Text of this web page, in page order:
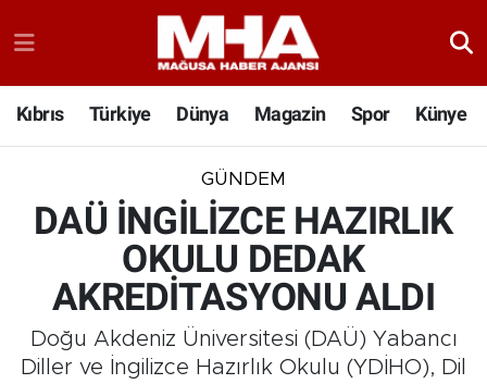
Kıbrıs Türkiye Dünya Magazin Spor Künye
GÜNDEM
DAÜ İNGİLİZCE HAZIRLIK
OKULU DEDAK
AKREDİTASYONU ALDI
Doğu Akdeniz Üniversitesi (DAÜ) Yabancı
Diller ve İngilizce Hazırlık Okulu (YDİHO), Dil